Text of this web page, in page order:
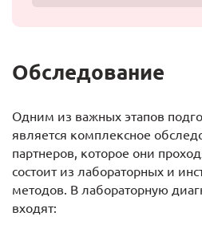
Обследование
Одним из важных этапов
является комплексное
партнеров, которое они
состоит из лабораторных и
методов. В лабораторную
входят: